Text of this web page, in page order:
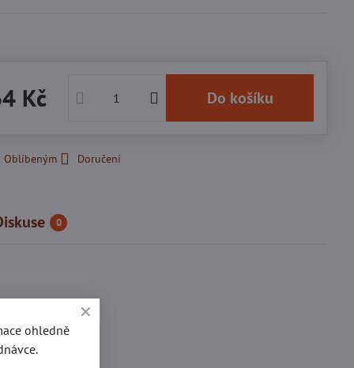
Kč Do košíku
Oblíbeným Doručení
0
ohledně